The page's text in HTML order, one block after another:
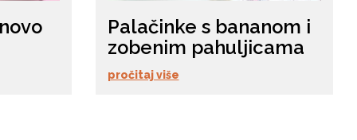
Palačinke s bananom i
zobenim pahuljicama
pročitaj više